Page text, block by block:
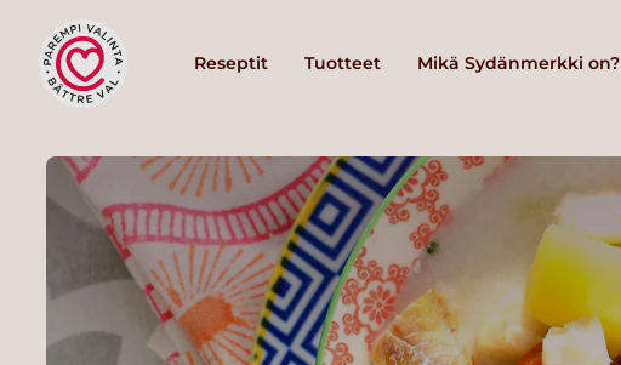
Reseptit Tuotteet Mikä Sydänmerkki on?